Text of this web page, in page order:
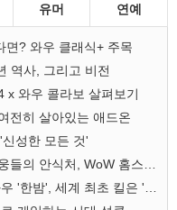
유머 연예
면? 와우 클래식+ 주목
역사, 그리고 비전
x 와우 콜라보 살펴보기
전히 살아있는 애드온
성한 모든 것'